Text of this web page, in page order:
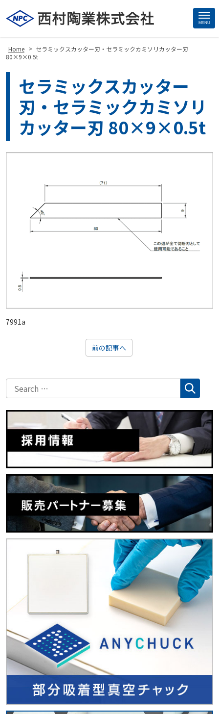
MENU
Home > セラミックスカッター刃・セラミックカミソリカッター刃
80×9×0.5t
セラミックスカッター
刃・セラミックカミソリ
カッター刃 80×9×0.5t
7991a
前の記事へ
Site
Footer